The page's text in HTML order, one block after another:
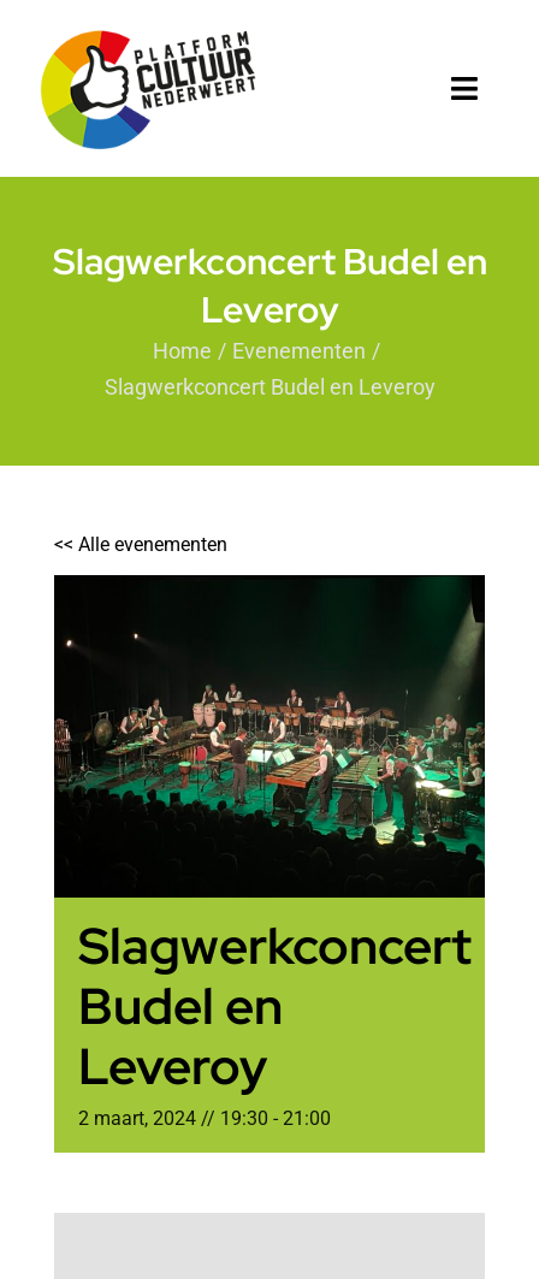
inhoud
Home
Platform
Cultuur in Nederweert
Projecten
Slagwerkconcert Budel en
Leveroy
Home / Evenementen /
Slagwerkconcert Budel en Leveroy
<< Alle evenementen
Slagwerkconcert
Budel en
Leveroy
2 maart, 2024 // 19:30 - 21:00